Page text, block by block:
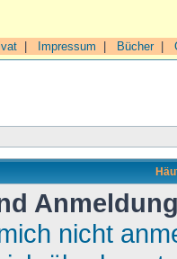
Impressum Bücher|
nicht